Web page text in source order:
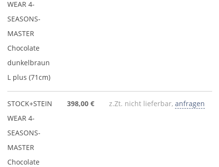
WEAR 4-
SEASONS-
MASTER
Chocolate
dunkelbraun
L plus (71cm)
STOCK+STEIN
WEAR 4-
SEASONS-
MASTER
Chocolate
398,00 € z.Zt. nicht lieferbar, anfragen